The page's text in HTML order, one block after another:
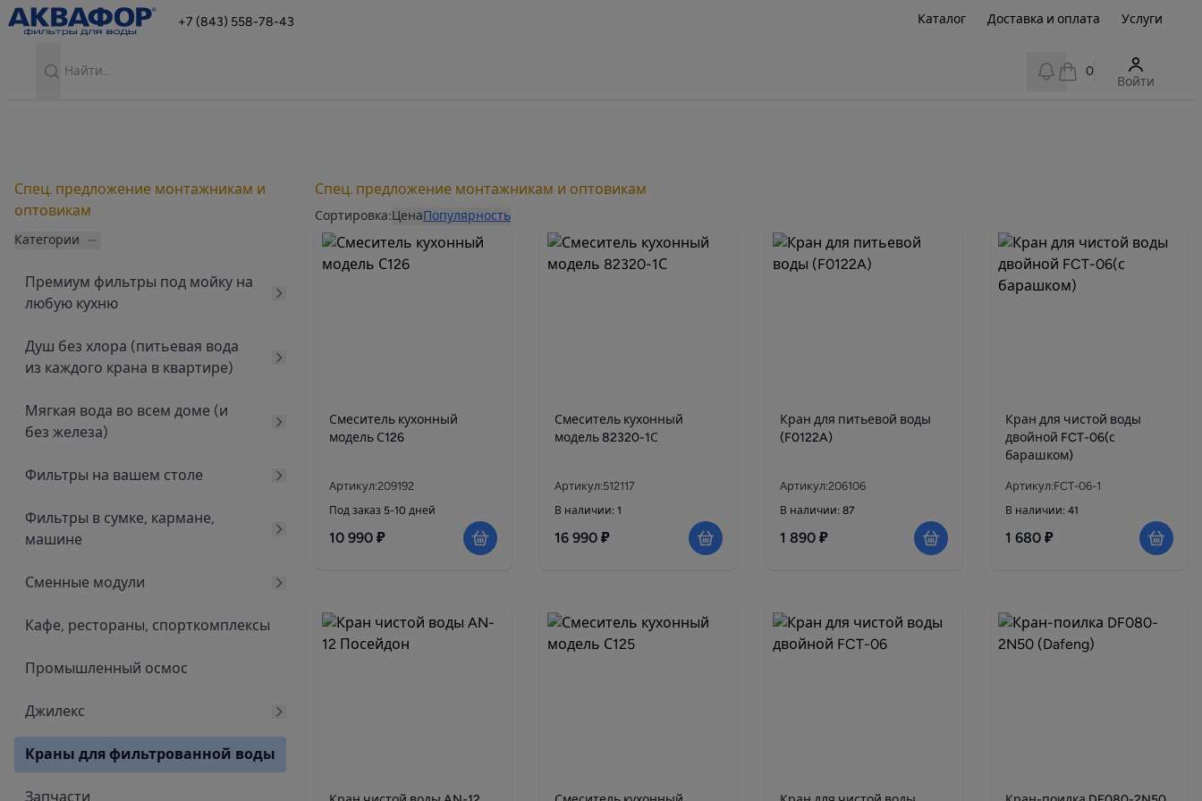
+7 (843) 558-78-43 Каталог Доставка и оплата Услуги
View notifications
0
Войти
Спец. предложение монтажникам и
оптовикам
Категории
Премиум фильтры под мойку на
любую кухню
Душ без хлора (питьевая вода
из каждого крана в квартире)
Мягкая вода во всем доме (и
без железа)
Фильтры на вашем столе
Фильтры в сумке, кармане,
машине
Сменные модули
Кафе, рестораны, спорткомплексы
Промышленный осмос
Джилекс
Краны для фильтрованной воды
Запчасти
Спец. предложение монтажникам и оптовикам
Продукты
Сортировка:ЦенаПопулярность
Смеситель кухонный
модель С126
Артикул:209192
Под заказ 5-10 дней
10 990 ₽
Смеситель кухонный
модель 82320-1С
Артикул:512117
В наличии: 1
16 990 ₽
Кран для питьевой воды
(F0122A)
Артикул:206106
В наличии: 87
1 890 ₽
Кран для чистой воды
двойной FCT-06(с
барашком)
Артикул:FCT-06-1
В наличии: 41
1 680 ₽